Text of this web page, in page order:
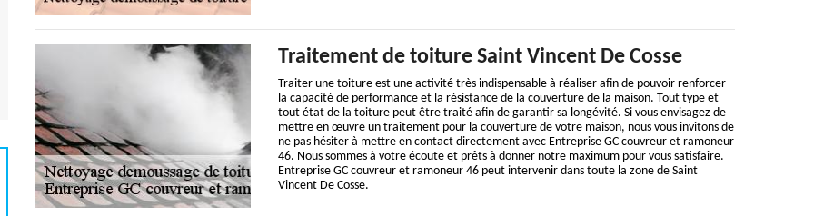
Traitement de toiture Saint Vincent De Cosse
Traiter une toiture est une activité très indispensable à réaliser afin de pouvoir renforcer
la capacité de performance et la résistance de la couverture de la maison. Tout type et
tout état de la toiture peut être traité afin de garantir sa longévité. Si vous envisagez de
mettre en œuvre un traitement pour la couverture de votre maison, nous vous invitons de
ne pas hésiter à mettre en contact directement avec Entreprise GC couvreur et ramoneur
46. Nous sommes à votre écoute et prêts à donner notre maximum pour vous satisfaire.
Entreprise GC couvreur et ramoneur 46 peut intervenir dans toute la zone de Saint
Vincent De Cosse.